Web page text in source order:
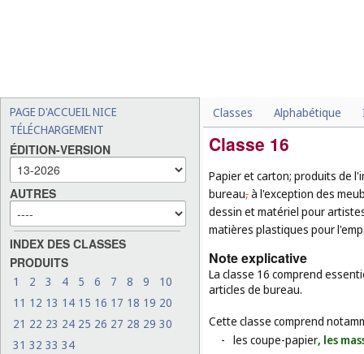
PAGE D'ACCUEIL NICE
TÉLÉCHARGEMENT
ÉDITION-VERSION
AUTRES
INDEX DES CLASSES
PRODUITS
1 2 3 4 5 6 7 8 9
10
11 12 13 14 15 16 17 18 19 20
21 22 23 24 25 26 27 28 29 30
31 32 33 34
Classes Alphabétique
Classe 16
Papier et carton; produits de
bureau,à l'exception des
dessin et matériel pour
matières plastiques pour
Note explicative
La classe 16 comprend
articles de bureau.
Cette classe comprend
- les coupe-papier, les